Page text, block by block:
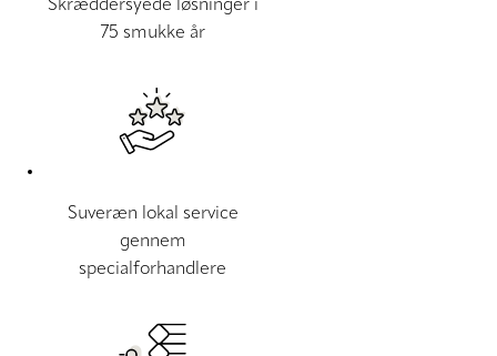
Skræddersyede løsninger i
75 smukke år
Suveræn lokal service
gennem
specialforhandlere